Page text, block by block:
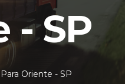
- SP
Oriente - SP